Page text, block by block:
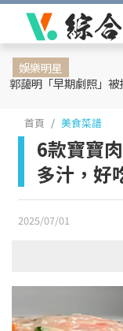
娛樂明星
首頁 美食菜譜
6款寶寶
多汁，好
2025/07/01